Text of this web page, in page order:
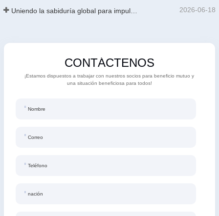
2026-06-18
CONTÁCTENOS
¡Estamos dispuestos a trabajar con nuestros socios para beneficio mutuo y
una situación beneficiosa para todos!
Nombre
Correo
Teléfono
nación